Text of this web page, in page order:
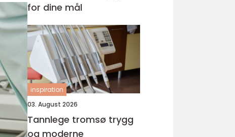
for dine mål
inspiration
03. August 2026
Tannlege tromsø trygg
og moderne